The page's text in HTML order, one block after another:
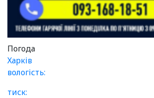
Погода
Харків
вологість:
тиск: